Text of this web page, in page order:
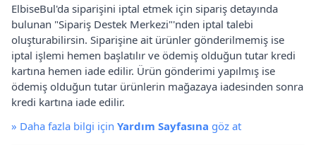
ElbiseBul'da siparişini iptal etmek için sipariş detayında
bulunan "Sipariş Destek Merkezi"'nden iptal talebi
oluşturabilirsin. Siparişine ait ürünler gönderilmemiş ise
iptal işlemi hemen başlatılır ve ödemiş olduğun tutar kredi
kartına hemen iade edilir. Ürün gönderimi yapılmış ise
ödemiş olduğun tutar ürünlerin mağazaya iadesinden sonra
kredi kartına iade edilir.
» Daha fazla bilgi için Yardım Sayfasına göz at